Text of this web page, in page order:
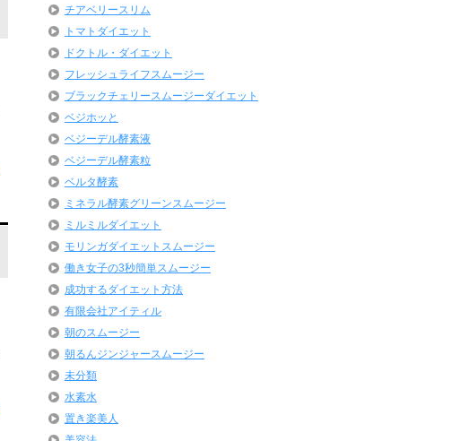
チアベリースリム
トマトダイエット
ドクトル・ダイエット
フレッシュライフスムージー
ブラックチェリースムージーダイエット
ベジホッと
ベジーデル酵素液
ベジーデル酵素粒
ベルタ酵素
ミネラル酵素グリーンスムージー
ミルミルダイエット
モリンガダイエットスムージー
働き女子の3秒簡単スムージー
成功するダイエット方法
有限会社アイティル
朝のスムージー
朝るんジンジャースムージー
未分類
水素水
置き楽美人